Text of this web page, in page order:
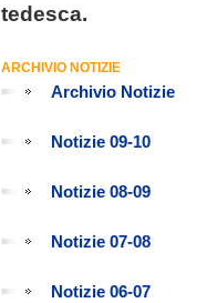
tedesca.
ARCHIVIO NOTIZIE
Archivio Notizie
Notizie 09-10
Notizie 08-09
Notizie 07-08
Notizie 06-07